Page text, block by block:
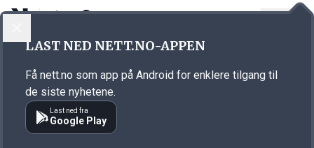
Emne: Alotta
LAST NED NETT.NO-APPEN
Få nett.no som app på Android for enklere tilgang til
de siste nyhetene.
Last ned fra
Google Play